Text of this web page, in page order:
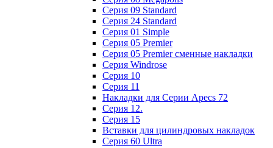
Cерия 09 Standard
Cерия 24 Standard
Серия 01 Simple
Серия 05 Premier
Серия 05 Premier сменные накладки
Cерия Windrose
Серия 10
Серия 11
Накладки для Серии Apecs 72
Серия 12.
Серия 15
Вставки для цилиндровых накладок
Серия 60 Ultra